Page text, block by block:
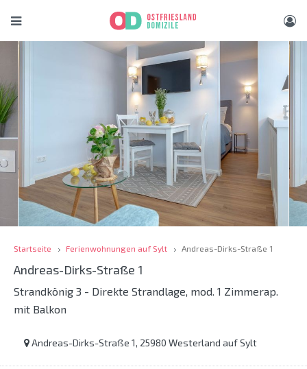
Startseite Ferienwohnungen auf Sylt Andreas-Dirks-Straße 1
Andreas-Dirks-Straße 1
Strandkönig 3 - Direkte Strandlage, mod. 1 Zimmerap.
mit Balkon
Andreas-Dirks-Straße 1, 25980 Westerland auf Sylt